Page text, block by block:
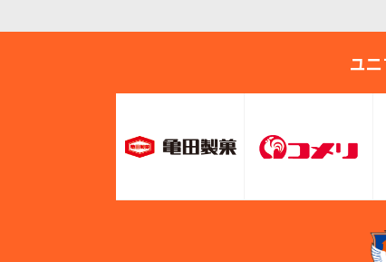
ユ